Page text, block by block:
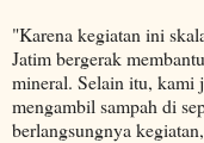
"Karena kegiatan ini
Jatim bergerak
mineral. Selain itu, kami
mengambil sampah di
berlangsungnya